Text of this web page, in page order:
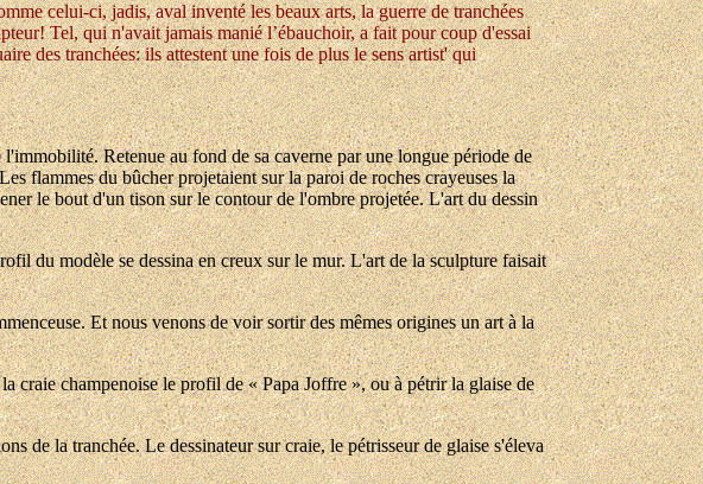
celui-ci, jadis, aval inventé les beaux arts, la guerre de tranchées
Tel, qui n'avait jamais manié l’ébauchoir, a fait pour coup d'essai
des tranchées: ils attestent une fois de plus le sens artist' qui
Retenue au fond de sa caverne par une longue période de
flammes du bûcher projetaient sur la paroi de roches crayeuses la
le bout d'un tison sur le contour de l'ombre projetée. L'art du dessin
du modèle se dessina en creux sur le mur. L'art de la sculpture faisait
Et nous venons de voir sortir des mêmes origines un art à la
craie champenoise le profil de « Papa Joffre », ou à pétrir la glaise de
de la tranchée. Le dessinateur sur craie, le pétrisseur de glaise s'éleva